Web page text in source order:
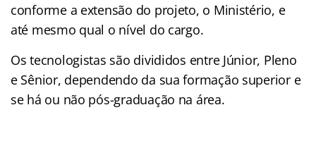
conforme a extensão do projeto, o Ministério, e
até mesmo qual o nível do cargo.
Os tecnologistas são divididos entre Júnior, Pleno
e Sênior, dependendo da sua formação superior e
se há ou não pós-graduação na área.